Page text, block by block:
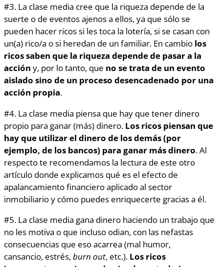
#3. La clase media cree que la riqueza depende de la
suerte o de eventos ajenos a ellos, ya que sólo se
pueden hacer ricos si les toca la lotería, si se casan con
un(a) rico/a o si heredan de un familiar. En cambio los
ricos saben que la riqueza depende de pasar a la
acción y, por lo tanto, que no se trata de un evento
aislado sino de un proceso desencadenado por una
acción propia.
#4. La clase media piensa que hay que tener dinero
propio para ganar (más) dinero. Los ricos piensan que
hay que utilizar el dinero de los demás (por
ejemplo, de los bancos) para ganar más dinero. Al
respecto te recomendamos la lectura de este otro
artículo donde explicamos qué es el efecto de
apalancamiento financiero aplicado al sector
inmobiliario y cómo puedes enriquecerte gracias a él.
#5. La clase media gana dinero haciendo un trabajo que
no les motiva o que incluso odian, con las nefastas
consecuencias que eso acarrea (mal humor,
cansancio, estrés, burn out, etc.). Los ricos